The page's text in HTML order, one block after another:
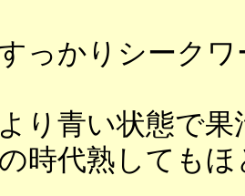
っかりシーク
り青い状態で
時代熟しても